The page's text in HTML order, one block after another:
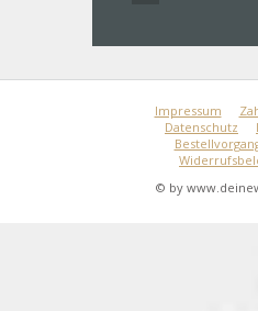
Impressum
Datenschutz
© by